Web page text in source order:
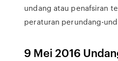
undang atau penafsiran
peraturan perundang-
9 Mei 2016